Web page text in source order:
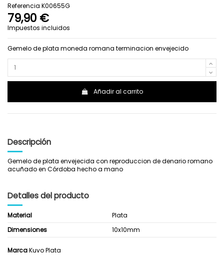
Referencia K00655G
79,90 €
Impuestos incluidos
Gemelo de plata moneda romana terminacion envejecido
Añadir al carrito
Descripción
Gemelo de plata envejecida con reproduccion de denario romano
acuñado en Córdoba hecho a mano
Detalles del producto
Material
Plata
Dimensiones
10x10mm
MarcaKuvo Plata